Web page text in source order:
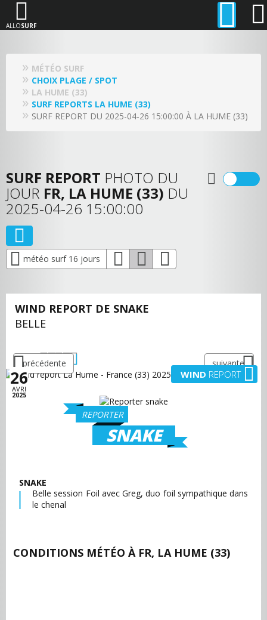
ALLOSURF
MÉTÉO SURF
CHOIX PLAGE / SPOT
LA HUME (33)
SURF REPORTS LA HUME (33)
SURF REPORT DU 2025-04-26 15:00:00 À LA HUME (33)
SURF REPORT PHOTO DU
JOUR FR, LA HUME (33) DU
2025-04-26 15:00:00
météo surf 16 jours
WIND REPORT DE SNAKE
BELLE
26
AVRI
2025
WIND REPORT
précédente suivante
REPORTER
SNAKE
SNAKE
Belle session Foil avec Greg, duo foil sympathique dans
le chenal
CONDITIONS MÉTÉO À FR, LA HUME (33)